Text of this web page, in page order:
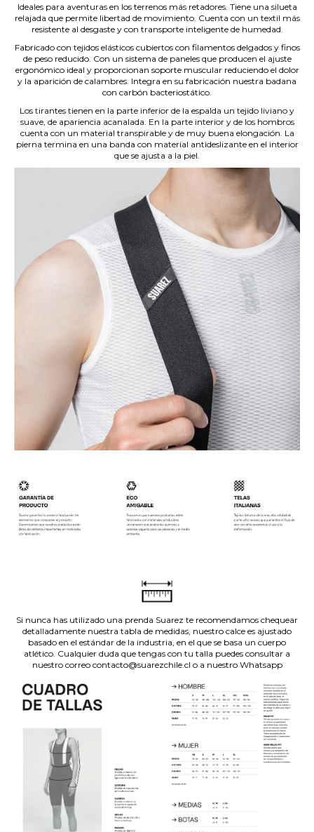
Ideales para aventuras en los terrenos más retadores. Tiene una silueta
relajada que permite libertad de movimiento. Cuenta con un textil más
resistente al desgaste y con transporte inteligente de humedad.
Fabricado con tejidos elásticos cubiertos con filamentos delgados y finos
de peso reducido. Con un sistema de paneles que producen el ajuste
ergonómico ideal y proporcionan soporte muscular reduciendo el dolor
y la aparición de calambres. Integra en su fabricación nuestra badana
con carbón bacteriostático.
Los tirantes tienen en la parte inferior de la espalda un tejido liviano y
suave, de apariencia acanalada. En la parte interior y de los hombros
cuenta con un material transpirable y de muy buena elongación. La
pierna termina en una banda con material antideslizante en el interior
que se ajusta a la piel.
Si nunca has utilizado una prenda Suarez te recomendamos chequear
detalladamente nuestra tabla de medidas, nuestro calce es ajustado
basado en el estándar de la industria, en el que se basa un cuerpo
atlético. Cualquier duda que tengas con tu talla puedes consultar a
nuestro correo contacto@suarezchile.cl o a nuestro Whatsapp